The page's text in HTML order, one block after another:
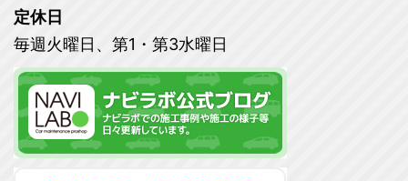
定休日
毎週火曜日、第1・第3水曜日